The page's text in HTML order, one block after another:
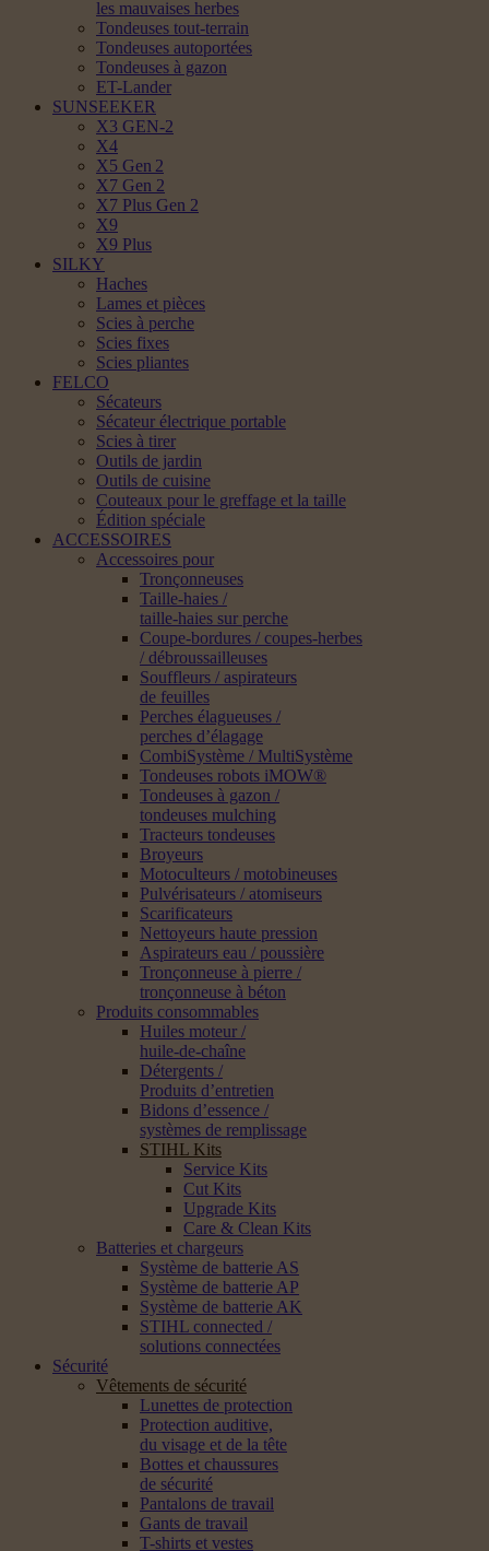
les mauvaises herbes
Tondeuses tout-terrain
Tondeuses autoportées
Tondeuses à gazon
ET-Lander
SUNSEEKER
X3 GEN-2
X4
X5 Gen 2
X7 Gen 2
X7 Plus Gen 2
X9
X9 Plus
SILKY
Haches
Lames et pièces
Scies à perche
Scies fixes
Scies pliantes
FELCO
Sécateurs
Sécateur électrique portable
Scies à tirer
Outils de jardin
Outils de cuisine
Couteaux pour le greffage et la taille
Édition spéciale
ACCESSOIRES
Accessoires pour
Tronçonneuses
Taille-haies /
taille-haies sur perche
Coupe-bordures / coupes-herbes
/ débroussailleuses
Souffleurs / aspirateurs
de feuilles
Perches élagueuses /
perches d’élagage
CombiSystème / MultiSystème
Tondeuses robots iMOW®
Tondeuses à gazon /
tondeuses mulching
Tracteurs tondeuses
Broyeurs
Motoculteurs / motobineuses
Pulvérisateurs / atomiseurs
Scarificateurs
Nettoyeurs haute pression
Aspirateurs eau / poussière
Tronçonneuse à pierre /
tronçonneuse à béton
Produits consommables
Huiles moteur /
huile-de-chaîne
Détergents /
Produits d’entretien
Bidons d’essence /
systèmes de remplissage
STIHL Kits
Service Kits
Cut Kits
Upgrade Kits
Care & Clean Kits
Batteries et chargeurs
Système de batterie AS
Système de batterie AP
Système de batterie AK
STIHL connected /
solutions connectées
Sécurité
Vêtements de sécurité
Lunettes de protection
Protection auditive,
du visage et de la tête
Bottes et chaussures
de sécurité
Pantalons de travail
Gants de travail
T-shirts et vestes